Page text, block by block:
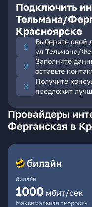
Подключить
Тельмана/
Красноярске
Выберите свой
ул Тельмана/
Заполните
оставьте
Получите
предложит
Провайдеры
Ферганская в
билайн
1000 мбит/сек
Максимальная скорость